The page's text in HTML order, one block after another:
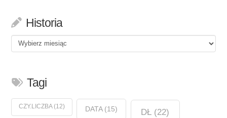
Historia
Historia
Tagi
CZY.LICZBA(12) DATA(15) DŁ (22)